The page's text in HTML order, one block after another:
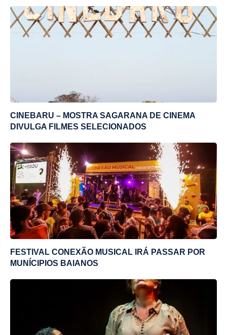
CINEBARU – MOSTRA SAGARANA DE CINEMA
DIVULGA FILMES SELECIONADOS
FESTIVAL CONEXÃO MUSICAL IRÁ PASSAR POR
MUNÍCIPIOS BAIANOS